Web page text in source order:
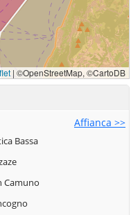
Affianca >>
Bassa
Camuno